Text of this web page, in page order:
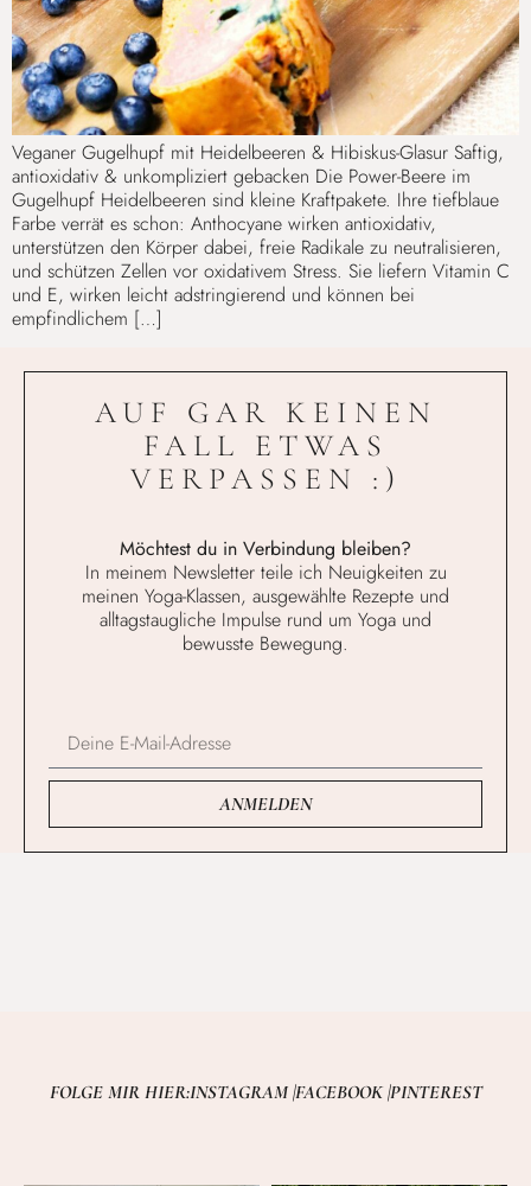
Veganer Gugelhupf mit Heidelbeeren & Hibiskus-Glasur Saftig,
antioxidativ & unkompliziert gebacken Die Power-Beere im
Gugelhupf Heidelbeeren sind kleine Kraftpakete. Ihre tiefblaue
Farbe verrät es schon: Anthocyane wirken antioxidativ,
unterstützen den Körper dabei, freie Radikale zu neutralisieren,
und schützen Zellen vor oxidativem Stress. Sie liefern Vitamin C
und E, wirken leicht adstringierend und können bei
empfindlichem […]
AUF GAR KEINEN
FALL ETWAS
VERPASSEN :)
Möchtest du in Verbindung bleiben?
In meinem Newsletter teile ich Neuigkeiten zu
meinen Yoga-Klassen, ausgewählte Rezepte und
alltagstaugliche Impulse rund um Yoga und
bewusste Bewegung.
ANMELDEN
FOLGE MIR HIER:INSTAGRAM |FACEBOOK |PINTEREST